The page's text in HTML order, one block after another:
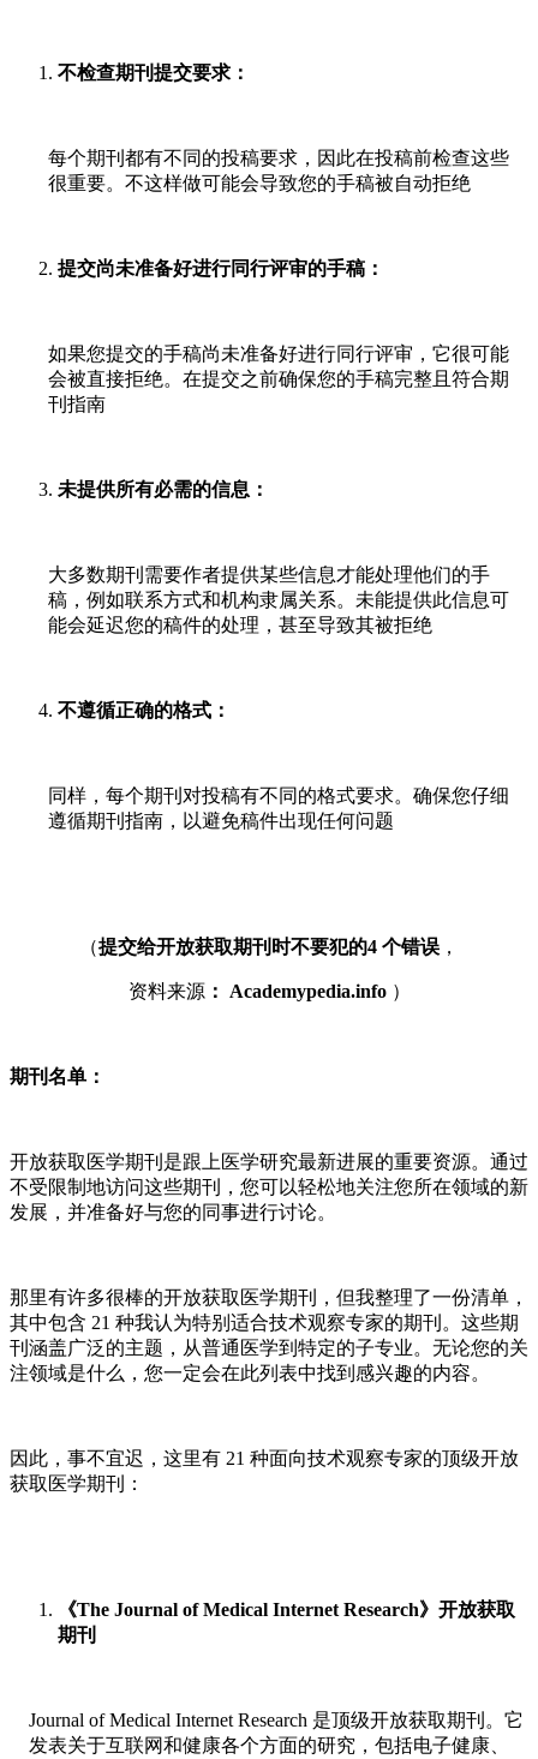
不检查期刊提交要求：
每个期刊都有不同的投稿要求，因此在投稿前检查这些
很重要。不这样做可能会导致您的手稿被自动拒绝
提交尚未准备好进行同行评审的手稿：
如果您提交的手稿尚未准备好进行同行评审，它很可能
会被直接拒绝。在提交之前确保您的手稿完整且符合期
刊指南
未提供所有必需的信息：
大多数期刊需要作者提供某些信息才能处理他们的手
稿，例如联系方式和机构隶属关系。未能提供此信息可
能会延迟您的稿件的处理，甚至导致其被拒绝
不遵循正确的格式：
同样，每个期刊对投稿有不同的格式要求。确保您仔细
遵循期刊指南，以避免稿件出现任何问题
（提交给开放获取期刊时不要犯的4 个错误 ，
资料来源： Academypedia.info ）
期刊名单：
开放获取医学期刊是跟上医学研究最新进展的重要资源。通过
不受限制地访问这些期刊，您可以轻松地关注您所在领域的新
发展，并准备好与您的同事进行讨论。
那里有许多很棒的开放获取医学期刊，但我整理了一份清单，
其中包含 21 种我认为特别适合技术观察专家的期刊。这些期
刊涵盖广泛的主题，从普通医学到特定的子专业。无论您的关
注领域是什么，您一定会在此列表中找到感兴趣的内容。
因此，事不宜迟，这里有 21 种面向技术观察专家的顶级开放
获取医学期刊：
《The Journal of Medical Internet Research》开放获取
期刊
Journal of Medical Internet Research 是顶级开放获取期刊。它
发表关于互联网和健康各个方面的研究，包括电子健康、